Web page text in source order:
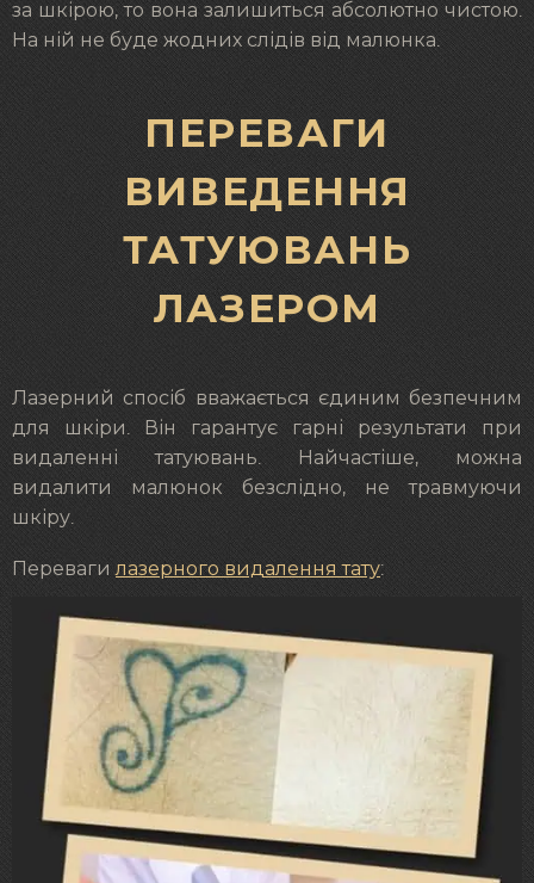
за шкірою, то вона залишиться абсолютно чистою.
На ній не буде жодних слідів від малюнка.
ПЕРЕВАГИ
ВИВЕДЕННЯ
ТАТУЮВАНЬ
ЛАЗЕРОМ
Лазерний спосіб вважається єдиним безпечним
для шкіри. Він гарантує гарні результати при
видаленні татуювань. Найчастіше, можна
видалити малюнок безслідно, не травмуючи
шкіру.
Переваги лазерного видалення тату: